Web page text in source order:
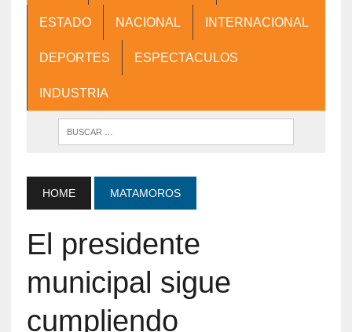
ESTADO NACIONAL INTERNACIONAL
DEPORTES ESPECTACULOS
INDUSTRIA
HOME MATAMOROS
El presidente
municipal sigue
cumpliendo